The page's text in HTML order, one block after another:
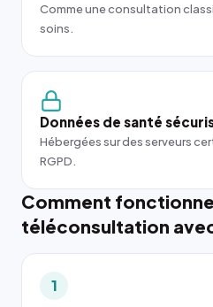
Comme une consultation
soins.
Données de santé
Hébergées sur des serveurs
RGPD.
Comment
téléconsultation
1